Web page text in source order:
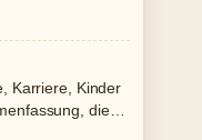
Karriere, Kinder
die